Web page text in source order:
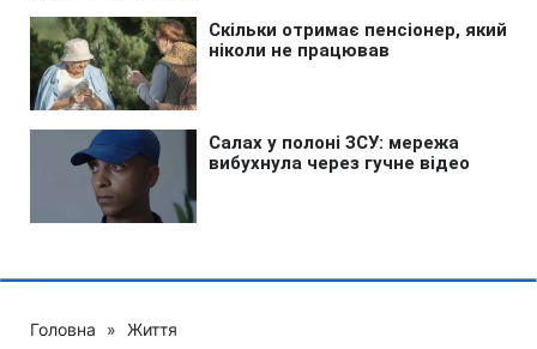
Головна » Життя